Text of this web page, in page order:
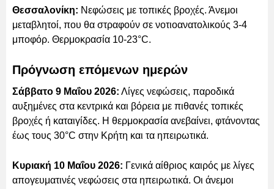
Θεσσαλονίκη: Νεφώσεις με τοπικές βροχές. Άνεμοι
μεταβλητοί, που θα στραφούν σε νοτιοανατολικούς 3-4
μποφόρ. Θερμοκρασία 10-23°C.
Πρόγνωση επόμενων ημερών
Σάββατο 9 Μαΐου 2026: Λίγες νεφώσεις, παροδικά
αυξημένες στα κεντρικά και βόρεια με πιθανές τοπικές
βροχές ή καταιγίδες. Η θερμοκρασία ανεβαίνει, φτάνοντας
έως τους 30°C στην Κρήτη και τα ηπειρωτικά.
Κυριακή 10 Μαΐου 2026: Γενικά αίθριος καιρός με λίγες
απογευματινές νεφώσεις στα ηπειρωτικά. Οι άνεμοι